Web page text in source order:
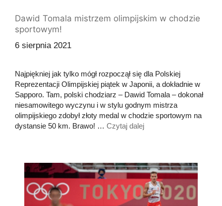
Dawid Tomala mistrzem olimpijskim w chodzie
sportowym!
6 sierpnia 2021
Najpiękniej jak tylko mógł rozpoczął się dla Polskiej
Reprezentacji Olimpijskiej piątek w Japonii, a dokładnie w
Sapporo. Tam, polski chodziarz – Dawid Tomala – dokonał
niesamowitego wyczynu i w stylu godnym mistrza
olimpijskiego zdobył złoty medal w chodzie sportowym na
dystansie 50 km. Brawo! … Czytaj dalej